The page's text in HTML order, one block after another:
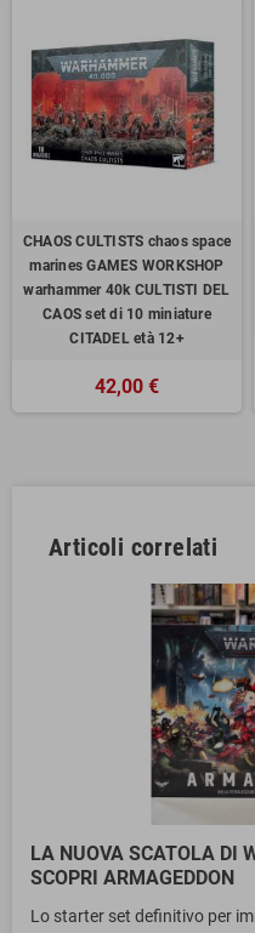
CHAOS CULTISTS chaos space
marines GAMES WORKSHOP
warhammer 40k CULTISTI DEL
CAOS set di 10 miniature
CITADEL età 12+
42,00 €
Articoli correlati
LA NUOVA SCATOLA DI
SCOPRI ARMAGEDDON
Lo starter set definitivo per